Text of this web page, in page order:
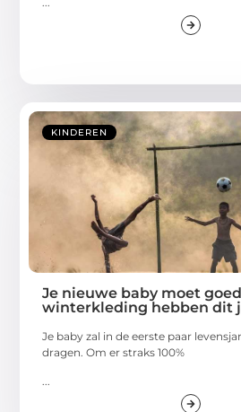
KINDEREN
Je nieuwe baby moet
winterkleding hebben dit
Je baby zal in de eerste paar
dragen. Om er straks 100%
...